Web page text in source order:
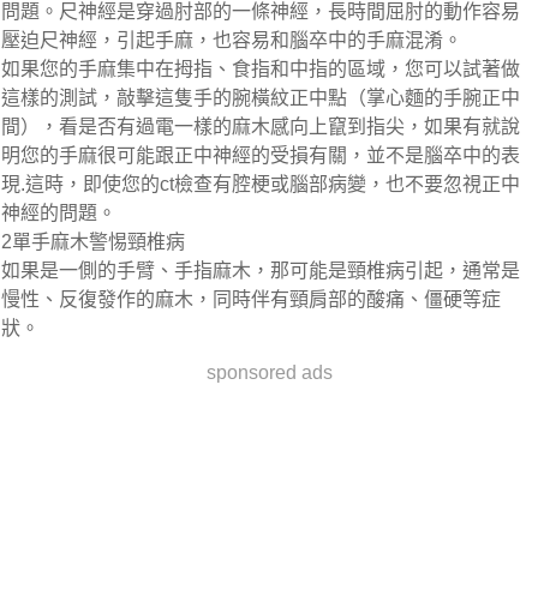
問題。尺神經是穿過肘部的一條神經，長時間屈肘的動作容易
壓迫尺神經，引起手麻，也容易和腦卒中的手麻混淆。
如果您的手麻集中在拇指、食指和中指的區域，您可以試著做
這樣的測試，敲擊這隻手的腕橫紋正中點（掌心麵的手腕正中
間），看是否有過電一樣的麻木感向上竄到指尖，如果有就說
明您的手麻很可能跟正中神經的受損有關，並不是腦卒中的表
現.這時，即使您的ct檢查有腔梗或腦部病變，也不要忽視正中
神經的問題。
2單手麻木警惕頸椎病
如果是一側的手臂、手指麻木，那可能是頸椎病引起，通常是
慢性、反復發作的麻木，同時伴有頸肩部的酸痛、僵硬等症
狀。
sponsored ads